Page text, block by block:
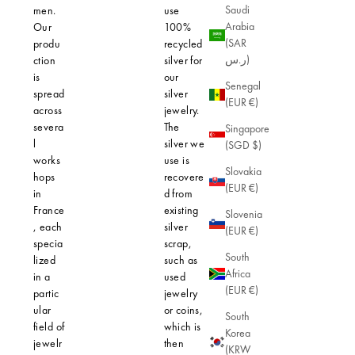
Saudi
Arabia
(SAR
ر.س)
Senegal
(EUR €)
Singapore
(SGD $)
Slovakia
(EUR €)
Slovenia
(EUR €)
South
Africa
(EUR €)
South
Korea
(KRW
men.
Our
produ
ction
is
spread
across
severa
l
works
hops
in
France
, each
specia
lized
in a
partic
ular
field of
jewelr
use
100%
recycled
silver for
our
silver
jewelry.
The
silver we
use is
recovere
d from
existing
silver
scrap,
such as
used
jewelry
or coins,
which is
then